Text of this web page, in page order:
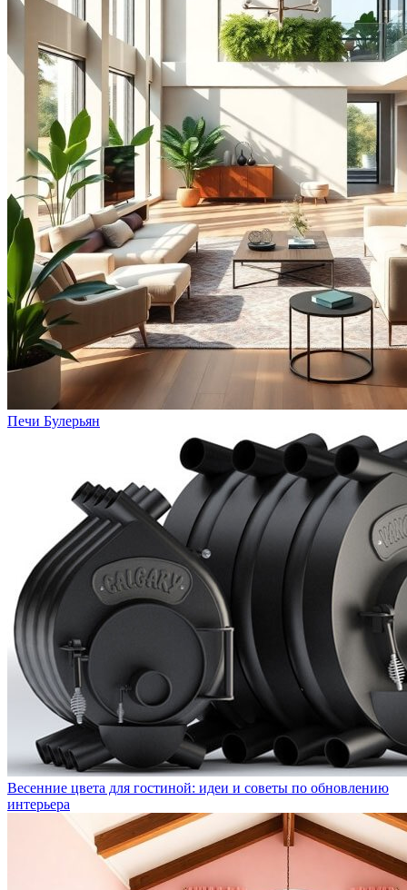
Печи Булерьян
Весенние цвета для гостиной: идеи и советы по обновлению
интерьера